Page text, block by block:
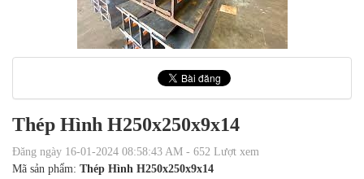
Thép Hình H250x250x9x14
Đăng ngày 16-01-2024 08:58:43 AM - 652 Lượt xem
Mã sản phẩm: Thép Hình H250x250x9x14